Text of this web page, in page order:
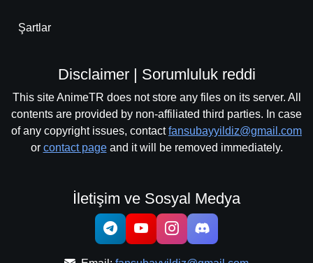
Şartlar
Disclaimer | Sorumluluk reddi
This site AnimeTR does not store any files on its server. All
contents are provided by non-affiliated third parties. In case
of any copyright issues, contactfansubayyildiz@gmail.com
or contact pageand it will be removed immediately.
İletişim ve Sosyal Medya